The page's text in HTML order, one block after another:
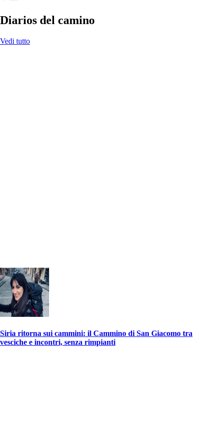
Diarios del camino
Vedi tutto
Siria ritorna sui cammini: il Cammino di San Giacomo tra
vesciche e incontri, senza rimpianti